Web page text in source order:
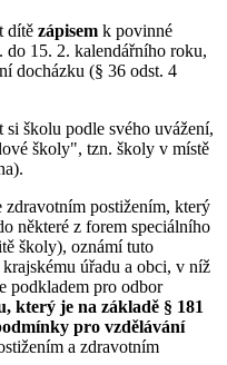
dítě zápisem k povinné
do 15. 2. kalendářního roku,
docházku (§ 36 odst. 4
si školu podle svého uvážení,
školy", tzn. školy v místě
zdravotním postižením, který
některé z forem speciálního
školy), oznámí tuto
úřadu a obci, v níž
podkladem pro odbor
který je na základě § 181
pro vzdělávání
a zdravotním